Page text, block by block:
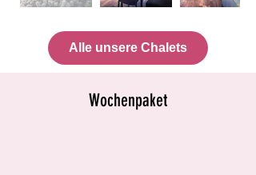
Alle unsere Chalets
Wochenpaket